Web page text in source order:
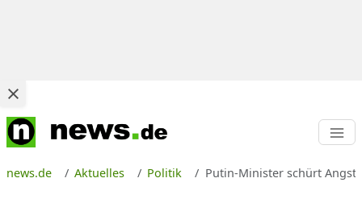
news.de Aktuelles Politik Putin-Minister schürt Angst